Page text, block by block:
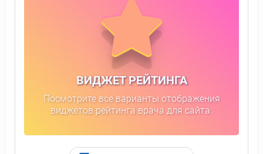
ВИДЖЕТ РЕЙТИНГА
Посмотрите все варианты отображения
виджетов рейтинга врача для сайта.